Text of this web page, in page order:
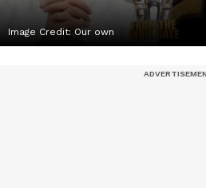
Image Credit: Our own